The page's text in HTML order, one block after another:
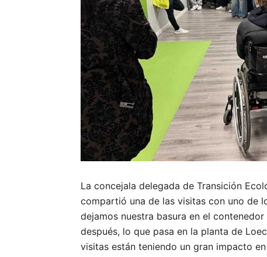
La concejala delegada de Transición
compartió una de las visitas con uno de
dejamos nuestra basura en el
después, lo que pasa en la planta de
visitas están teniendo un gran impacto